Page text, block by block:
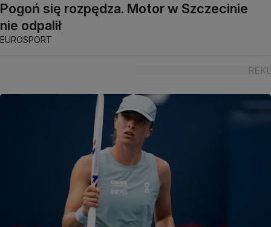
Pogoń się rozpędza. Motor w Szczecinie
nie odpalił
EUROSPORT